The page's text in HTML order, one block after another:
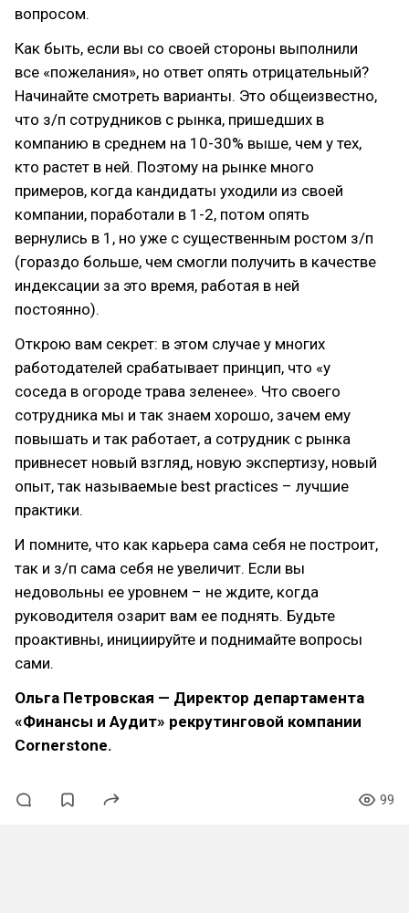
вопросом.
Как быть, если вы со своей стороны выполнили
все «пожелания», но ответ опять отрицательный?
Начинайте смотреть варианты. Это общеизвестно,
что з/п сотрудников с рынка, пришедших в
компанию в среднем на 10-30% выше, чем у тех,
кто растет в ней. Поэтому на рынке много
примеров, когда кандидаты уходили из своей
компании, поработали в 1-2, потом опять
вернулись в 1, но уже с существенным ростом з/п
(гораздо больше, чем смогли получить в качестве
индексации за это время, работая в ней
постоянно).
Открою вам секрет: в этом случае у многих
работодателей срабатывает принцип, что «у
соседа в огороде трава зеленее». Что своего
сотрудника мы и так знаем хорошо, зачем ему
повышать и так работает, а сотрудник с рынка
привнесет новый взгляд, новую экспертизу, новый
опыт, так называемые best practices – лучшие
практики.
И помните, что как карьера сама себя не построит,
так и з/п сама себя не увеличит. Если вы
недовольны ее уровнем – не ждите, когда
руководителя озарит вам ее поднять. Будьте
проактивны, инициируйте и поднимайте вопросы
сами.
Ольга Петровская — Директор департамента
«Финансы и Аудит» рекрутинговой компании
Cornerstone.
99